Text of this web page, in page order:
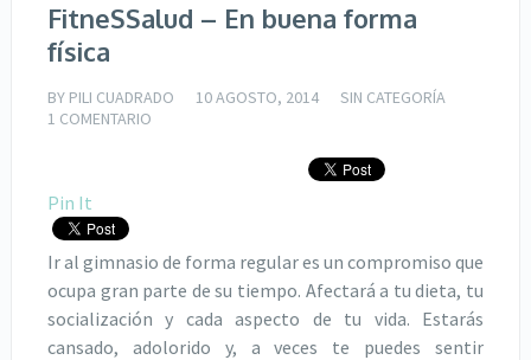
FitneSSalud – En buena forma
física
BY PILI CUADRADO 10 AGOSTO, 2014
SIN CATEGORÍA
1 COMENTARIO
Pin It
Ir al gimnasio de forma regular es un compromiso que
ocupa gran parte de su tiempo. Afectará a tu dieta, tu
socialización y cada aspecto de tu vida. Estarás
cansado, adolorido y, a veces te puedes sentir